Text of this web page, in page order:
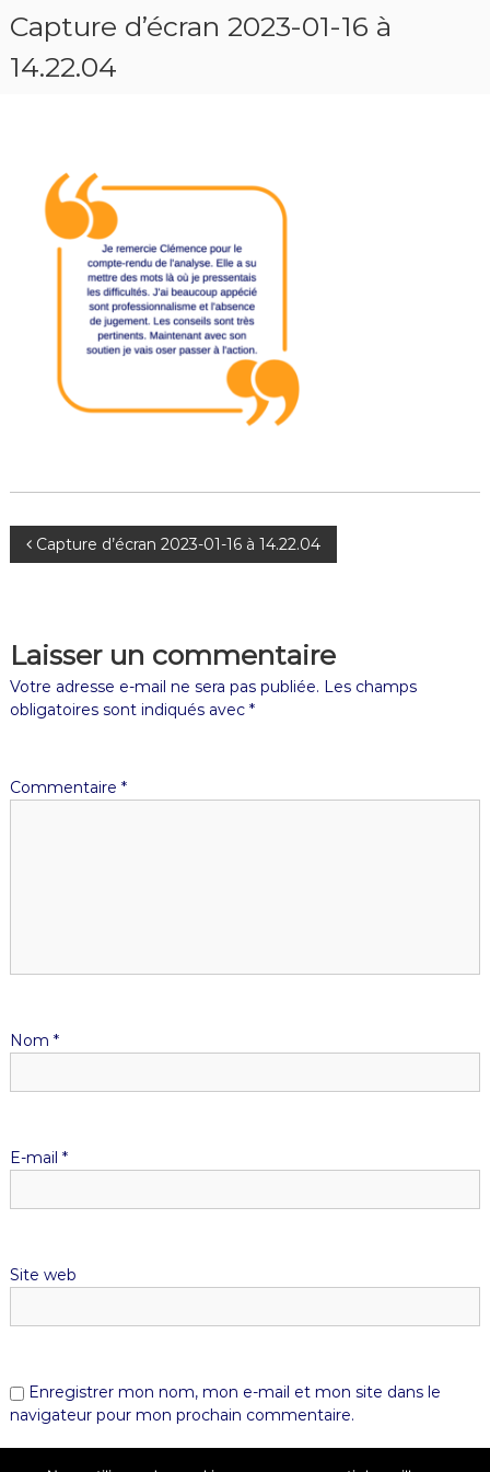
Capture d’écran 2023-01-16 à
14.22.04
Capture d’écran 2023-01-16 à 14.22.04
Laisser un commentaire
Votre adresse e-mail ne sera pas publiée. Les champs
obligatoires sont indiqués avec *
Commentaire *
Nom *
E-mail *
Site web
Enregistrer mon nom, mon e-mail et mon site dans le
navigateur pour mon prochain commentaire.